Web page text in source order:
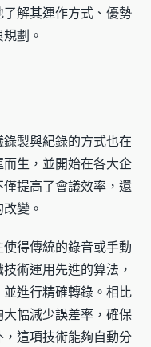
解其運作方式、優勢
劃。
製與紀錄的方式也在
生，並開始在各大企
提高了會議效率，還
變。
得傳統的錄音或手動
術運用先進的算法，
進行精確轉錄。相比
幅減少誤差率，確保
這項技術能夠自動分